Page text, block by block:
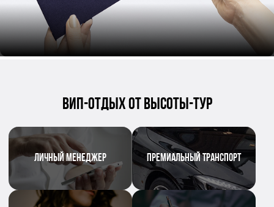
ВИП-ОТДЫХ ОТ ВЫСОТЫ-ТУР
ЛИЧНЫЙ МЕНЕДЖЕР ПРЕМИАЛЬНЫЙ ТРАНСПОРТ